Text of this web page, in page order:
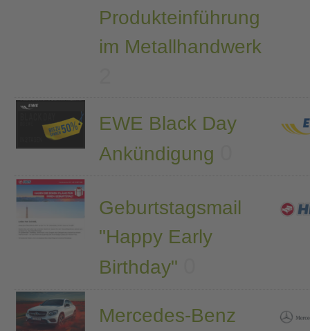
Produkteinführung
im Metallhandwerk
EWE Black Day
Ankündigung
Geburtstagsmail
"Happy Early
Birthday"
Mercedes-Benz